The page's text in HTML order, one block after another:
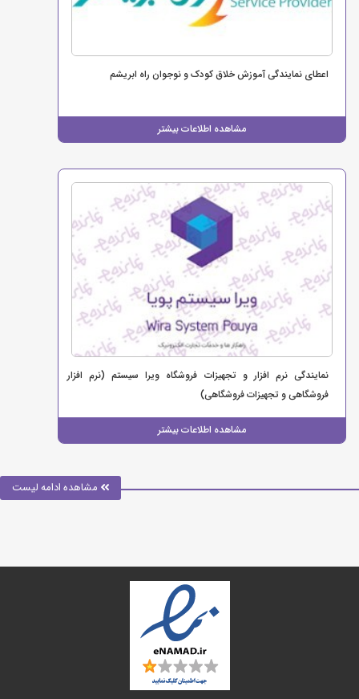
اعطای نمایندگی آموزش خلاق کودک و نوجوان راه ابریشم
مشاهده اطلاعات بیشتر
نمایندگی نرم‌ افزار و تجهیزات فروشگاه ویرا سیستم (نرم افزار
فروشگاهی و تجهیزات فروشگاهی)
مشاهده اطلاعات بیشتر
مشاهده ادامه لیست